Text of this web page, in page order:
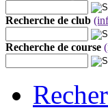
Recherche de club
Recherche de course